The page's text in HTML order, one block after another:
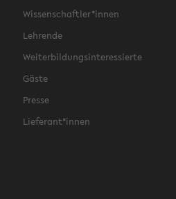
Wissenschaftler*innen
Lehrende
Weiterbildungsinteressierte
Gäste
Presse
Lieferant*innen